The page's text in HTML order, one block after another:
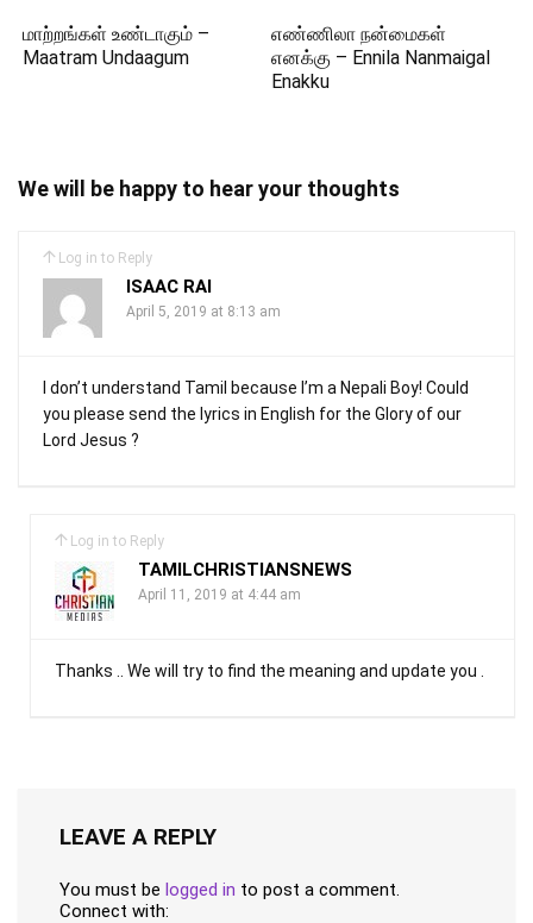
மாற்றங்கள் உண்டாகும் –
Maatram Undaagum
எண்ணிலா நன்மைகள்
எனக்கு – Ennila Nanmaigal
Enakku
We will be happy to hear your thoughts
Log in to Reply
ISAAC RAI
April 5, 2019 at 8:13 am
I don’t understand Tamil because I’m a Nepali Boy! Could
you please send the lyrics in English for the Glory of our
Lord Jesus ?
Log in to Reply
TAMILCHRISTIANSNEWS
April 11, 2019 at 4:44 am
Thanks .. We will try to find the meaning and update you .
LEAVE A REPLY
You must be logged in to post a comment.
Connect with: